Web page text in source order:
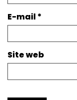
E-mail*
Site web